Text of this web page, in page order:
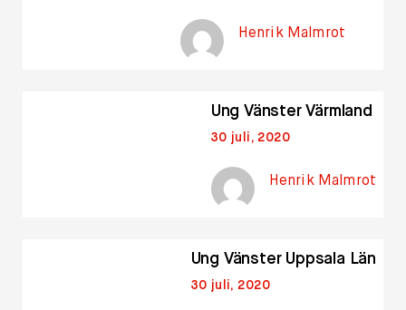
Henrik Malmrot
Ung Vänster Värmland
30 juli, 2020
Henrik Malmrot
Ung Vänster Uppsala Län
30 juli, 2020